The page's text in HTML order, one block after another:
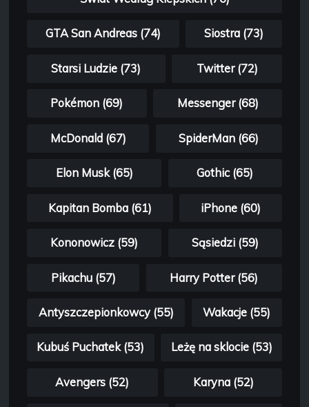
GTA San Andreas (74) Siostra (73)
Starsi Ludzie (73) Twitter (72)
Pokémon (69) Messenger (68)
McDonald (67) SpiderMan (66)
Elon Musk (65) Gothic (65)
Kapitan Bomba (61) iPhone (60)
Kononowicz (59) Sąsiedzi (59)
Pikachu (57) Harry Potter (56)
Antyszczepionkowcy (55) Wakacje (55)
Kubuś Puchatek (53) Leżę na sklocie (53)
Avengers (52) Karyna (52)